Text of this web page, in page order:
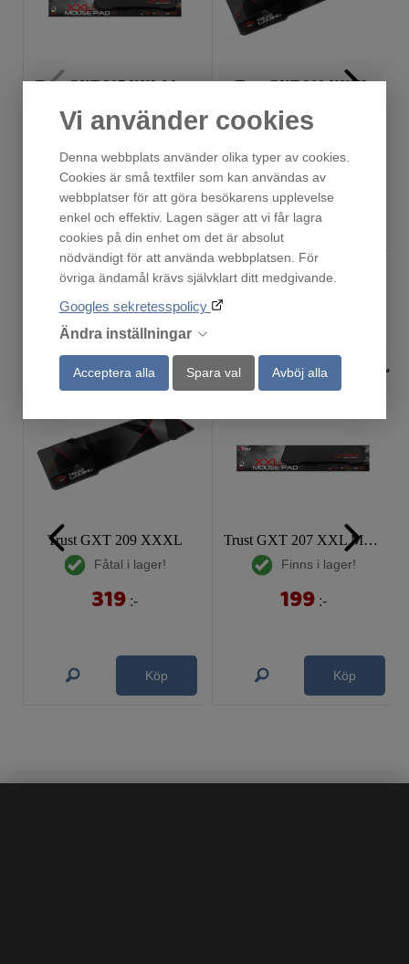
Vi använder cookies
Denna webbplats använder olika typer av cookies.
Cookies är små textfiler som kan användas av
webbplatser för att göra besökarens upplevelse
enkel och effektiv. Lagen säger att vi får lagra
cookies på din enhet om det är absolut
nödvändigt för att använda webbplatsen. För
övriga ändamål krävs självklart ditt medgivande.
Googles sekretesspolicy
Ändra inställningar
Acceptera alla Spara val Avböj alla
Trust GXT 207 XXL Mouse Pad
Finns i lager!
199
Köp
Trust GXT 209 XXXL
Fåtal i lager!
319
Andra har också tittat på
Trust GXT 209 XXXL
Fåtal i lager!
319 :-
Köp
Trust GXT 207 XXL Mouse Pad
Finns i lager!
199 :-
Köp